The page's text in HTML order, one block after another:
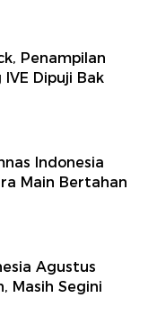
Penampilan
Dipuji Bak
Indonesia
Main Bertahan
Agustus
Masih Segini